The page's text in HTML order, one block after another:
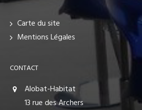
Carte du site
Mentions Légales
CONTACT
Alobat-Habitat
13 rue des Archers